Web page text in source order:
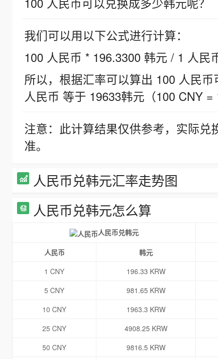
我们可以用以下公式进行计算：
100 人民币 * 196.3300 韩元 / 1 人民
所以，根据汇率可以算出 100 人民
人民币 等于 19633韩元（100 CNY =
注意：此计算结果仅供参考，实际
准。
人民币兑韩元汇率走势图
人民币兑韩元怎么算
人民币兑韩元
人民币
韩元
1 CNY
196.33 KRW
5 CNY
981.65 KRW
10 CNY
1963.3 KRW
25 CNY
4908.25 KRW
50 CNY
9816.5 KRW